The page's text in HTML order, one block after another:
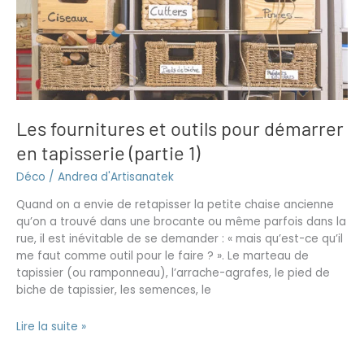
Les fournitures et outils pour démarrer
en tapisserie (partie 1)
Déco / Andrea d'Artisanatek
Quand on a envie de retapisser la petite chaise ancienne
qu’on a trouvé dans une brocante ou même parfois dans la
rue, il est inévitable de se demander : « mais qu’est-ce qu’il
me faut comme outil pour le faire ? ». Le marteau de
tapissier (ou ramponneau), l’arrache-agrafes, le pied de
biche de tapissier, les semences, le
outils
pour
démarrer
en
tapisserie
1)
Lire la suite »